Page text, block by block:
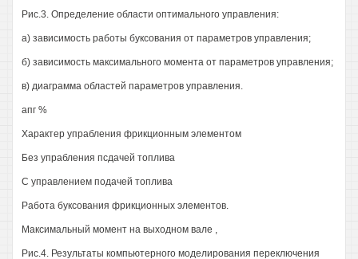
Рис.3. Определение области оптимального управления:
а) зависимость работы буксования от параметров управления;
б) зависимость максимального момента от параметров управления;
в) диаграмма областей параметров управления.
апг %
Характер упрабления фрикционным элементом
Без упрабления псдачей топлива
С управлением подачей топлива
Работа буксования фрикционных элементов.
Максимальный момент на выходном вале ,
Рис.4. Результаты компьютерного моделирования переключения